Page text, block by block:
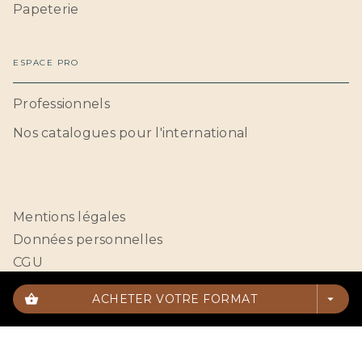
shopping_basket ACHETER VOTRE FORMAT arrow_drop_down
Papeterie
ESPACE PRO
Professionnels
Nos catalogues pour l'international
Mentions légales
Données personnelles
CGU
Paramétrer vos cookies